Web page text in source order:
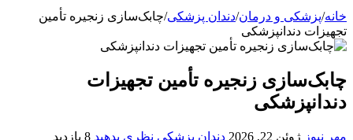
خانه/پزشکی و درمان/دندان پزشکی/چابک‌سازی زنجیره تأمین
تجهیزات دندانپزشکی
چابک‌سازی زنجیره تأمین تجهیزات
دندانپزشکی
مهر نیوز ژوئن 22, 2026 دندان پزشکی نظری بدهید 8 بازدید